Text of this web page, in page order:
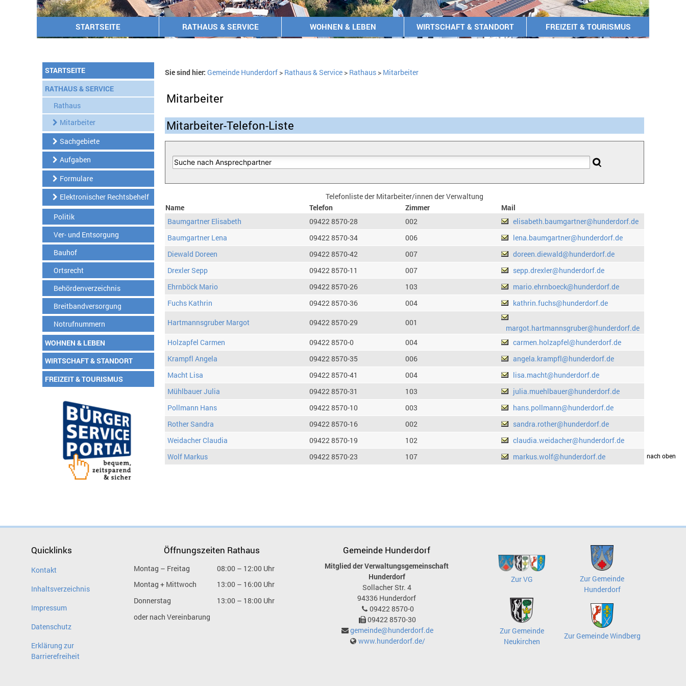
STARTSEITE RATHAUS & SERVICE WOHNEN & LEBEN WIRTSCHAFT & STANDORT FREIZEIT & TOURISMUS
STARTSEITE
RATHAUS & SERVICE
Rathaus
Mitarbeiter
Sachgebiete
Aufgaben
Formulare
Elektronischer Rechtsbehelf
Politik
Ver- und Entsorgung
Bauhof
Ortsrecht
Behördenverzeichnis
Breitbandversorgung
Notrufnummern
WOHNEN & LEBEN
WIRTSCHAFT & STANDORT
FREIZEIT & TOURISMUS
Sie sind hier: Gemeinde Hunderdorf> Rathaus & Service> Rathaus> Mitarbeiter
Mitarbeiter
Mitarbeiter-Telefon-Liste
Telefonliste der Mitarbeiter/innen der Verwaltung
Name
Telefon Zimmer
Mail
Baumgartner Elisabeth
09422 8570-28 002
elisabeth.baumgartner@hunderdorf.de
Baumgartner Lena
09422 8570-34 006
lena.baumgartner@hunderdorf.de
Diewald Doreen
09422 8570-42 007
doreen.diewald@hunderdorf.de
Drexler Sepp
09422 8570-11 007
sepp.drexler@hunderdorf.de
Ehrnböck Mario
09422 8570-26 103
mario.ehrnboeck@hunderdorf.de
Fuchs Kathrin
09422 8570-36 004
kathrin.fuchs@hunderdorf.de
Hartmannsgruber Margot
09422 8570-29 001
margot.hartmannsgruber@hunderdorf.de
Holzapfel Carmen
09422 8570-0 004
carmen.holzapfel@hunderdorf.de
Krampfl Angela
09422 8570-35 006
angela.krampfl@hunderdorf.de
Macht Lisa
09422 8570-41 004
lisa.macht@hunderdorf.de
Mühlbauer Julia
09422 8570-31 103
julia.muehlbauer@hunderdorf.de
Pollmann Hans
09422 8570-10 003
hans.pollmann@hunderdorf.de
Rother Sandra
09422 8570-16 002
sandra.rother@hunderdorf.de
Weidacher Claudia
09422 8570-19 102
claudia.weidacher@hunderdorf.de
Wolf Markus
09422 8570-23 107 markus.wolf@hunderdorf.dedrucken nach oben
Quicklinks
Kontakt
Inhaltsverzeichnis
Impressum
Datenschutz
Erklärung zur
Barrierefreiheit
Öffnungszeiten Rathaus
Montag – Freitag
08:00 – 12:00 Uhr
Montag + Mittwoch
13:00 – 16:00 Uhr
Donnerstag
13:00 – 18:00 Uhr
oder nach Vereinbarung
Gemeinde Hunderdorf
Mitglied der Verwaltungsgemeinschaft
Hunderdorf
Sollacher Str. 4
94336 Hunderdorf
09422 8570-0
09422 8570-30
gemeinde@hunderdorf.de
www.hunderdorf.de/
Zur VG
Zur Gemeinde
Hunderdorf
Zur Gemeinde
Neukirchen
Zur Gemeinde Windberg